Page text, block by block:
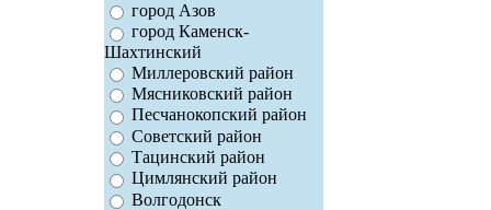
город Азов
город Каменск-
Шахтинский
Миллеровский район
Мясниковский район
Песчанокопский район
Советский район
Тацинский район
Цимлянский район
Волгодонск